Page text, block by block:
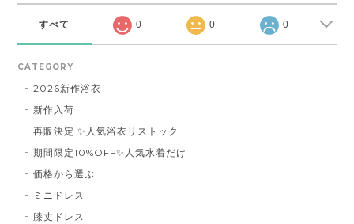
すべて 0 0 0
CATEGORY
2026新作浴衣
新作入荷
再販決定 ✨人気浴衣リストック
期間限定10%OFF✨人気水着だけ
価格から選ぶ
ミニドレス
膝丈ドレス